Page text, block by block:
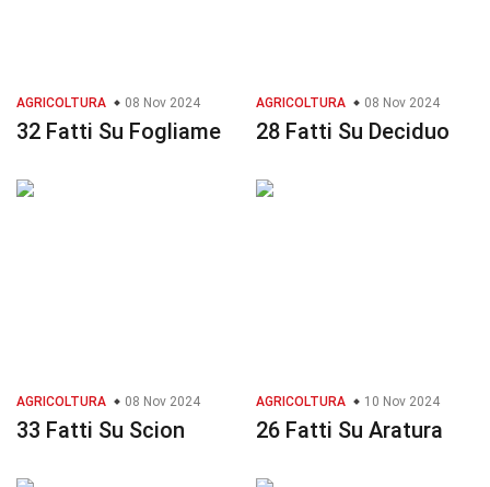
AGRICOLTURA 08 Nov 2024
32 Fatti Su Fogliame
AGRICOLTURA 08 Nov 2024
28 Fatti Su Deciduo
AGRICOLTURA 08 Nov 2024
33 Fatti Su Scion
AGRICOLTURA 10 Nov 2024
26 Fatti Su Aratura